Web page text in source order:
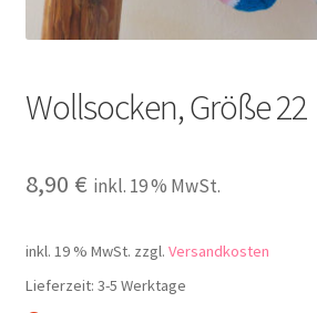
Kontakt
Wollsocken, Größe 22
8,90 € inkl. 19 % MwSt.
inkl. 19 % MwSt. zzgl. Versandkosten
Lieferzeit: 3-5 Werktage